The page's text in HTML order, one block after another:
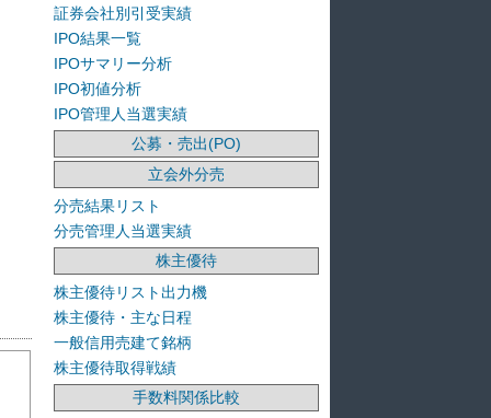
証券会社別引受実績
IPO結果一覧
IPOサマリー分析
IPO初値分析
IPO管理人当選実績
公募・売出(PO)
立会外分売
分売結果リスト
分売管理人当選実績
株主優待
株主優待リスト出力機
株主優待・主な日程
一般信用売建て銘柄
株主優待取得戦績
手数料関係比較